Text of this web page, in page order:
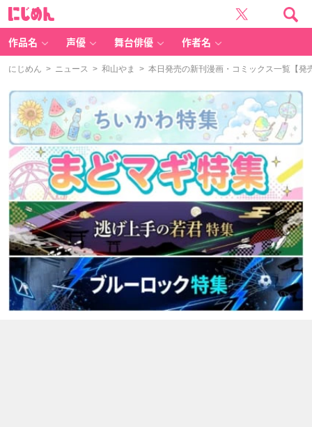
作品名 声優 舞台俳優 作者名
にじめん > ニュース > 和山やま > 本日発売の新刊漫画・コミックス一覧【発